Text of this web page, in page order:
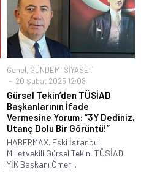
Genel, GÜNDEM, SİYASET
20 Şubat 2025 12:08
Gürsel Tekin’den TÜSİAD
Başkanlarının İfade
Vermesine Yorum: “3Y Dediniz,
Utanç Dolu Bir Görüntü!”
HABERMAX. Eski İstanbul
Milletvekili Gürsel Tekin, TÜSİAD
YİK Başkanı Ömer...